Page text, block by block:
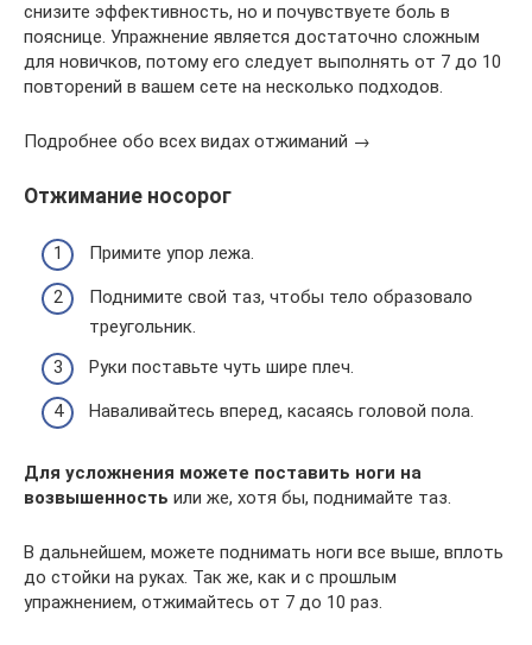
снизите эффективность, но и почувствуете боль в
пояснице. Упражнение является достаточно сложным
для новичков, потому его следует выполнять от 7 до 10
повторений в вашем сете на несколько подходов.
Подробнее обо всех видах отжиманий →
Отжимание носорог
Примите упор лежа.
Поднимите свой таз, чтобы тело образовало
треугольник.
Руки поставьте чуть шире плеч.
Наваливайтесь вперед, касаясь головой пола.
Для усложнения можете поставить ноги на
возвышенность или же, хотя бы, поднимайте таз.
В дальнейшем, можете поднимать ноги все выше, вплоть
до стойки на руках. Так же, как и с прошлым
упражнением, отжимайтесь от 7 до 10 раз.